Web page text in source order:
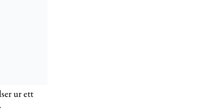
ur ett